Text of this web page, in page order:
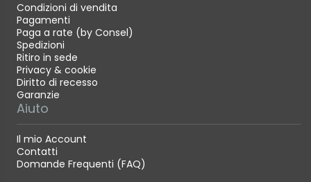
Condizioni di vendita
Pagamenti
Paga a rate (by Consel)
Spedizioni
Ritiro in sede
Privacy & cookie
Diritto di recesso
Garanzie
Aiuto
Il mio Account
Contatti
Domande Frequenti (FAQ)